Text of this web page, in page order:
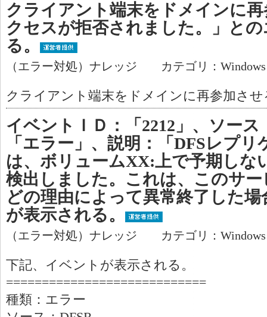
クライアント端末をドメインに
クセスが拒否されました。」と
る。
（エラー対処）ナレッジ カテゴリ：
クライアント端末をドメインに再参加させ
イベントＩＤ：「2212」、ソース
「エラー」、説明：「DFSレプ
は、ボリュームXX:上で予期しな
検出しました。これは、このサ
どの理由によって異常終了した
が表示される。
（エラー対処）ナレッジ カテゴリ：
下記、イベントが表示される。
============================
種類：エラー